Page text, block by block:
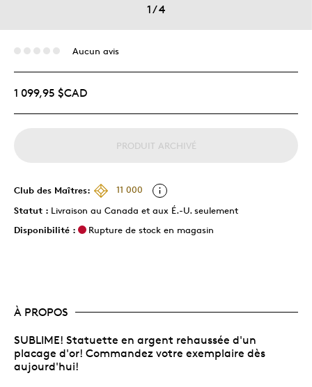
1/4
Aucun avis
1 099,95 $CAD
PRODUIT ARCHIVÉ
Club des Maîtres:
11 000
Statut : Livraison au Canada et aux É.-U. seulement
Disponibilité :
Rupture de stock en magasin
À PROPOS
SUBLIME! Statuette en argent rehaussée d'un
placage d'or! Commandez votre exemplaire dès
aujourd'hui!